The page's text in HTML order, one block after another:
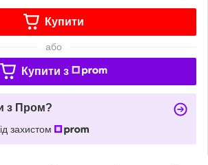
Купити
або
Купити з
з Пром?
захистом